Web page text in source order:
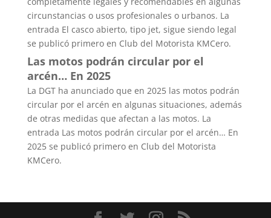
circunstancias o usos profesionales o urbanos. La
entrada El casco abierto, tipo jet, sigue siendo legal
se publicó primero en Club del Motorista KMCero.
Las motos podrán circular por el
arcén… En 2025
La DGT ha anunciado que en 2025 las motos podrán
circular por el arcén en algunas situaciones, además
de otras medidas que afectan a las motos. La
entrada Las motos podrán circular por el arcén… En
2025 se publicó primero en Club del Motorista
KMCero.